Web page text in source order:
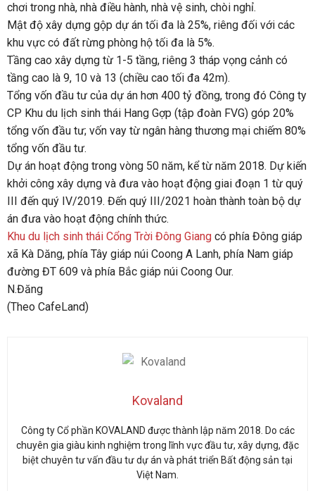
chơi trong nhà, nhà điều hành, nhà vệ sinh, chòi nghỉ.
Mật độ xây dựng gộp dự án tối đa là 25%, riêng đối với các
khu vực có đất rừng phòng hộ tối đa là 5%.
Tầng cao xây dựng từ 1-5 tầng, riêng 3 tháp vọng cảnh có
tầng cao là 9, 10 và 13 (chiều cao tối đa 42m).
Tổng vốn đầu tư của dự án hơn 400 tỷ đồng, trong đó Công ty
CP Khu du lịch sinh thái Hang Gợp (tập đoàn FVG) góp 20%
tổng vốn đầu tư; vốn vay từ ngân hàng thương mại chiếm 80%
tổng vốn đầu tư.
Dự án hoạt động trong vòng 50 năm, kể từ năm 2018. Dự kiến
khởi công xây dựng và đưa vào hoạt động giai đoạn 1 từ quý
III đến quý IV/2019. Đến quý III/2021 hoàn thành toàn bộ dự
án đưa vào hoạt động chính thức.
Khu du lịch sinh thái Cổng Trời Đông Giang có phía Đông giáp
xã Kà Dăng, phía Tây giáp núi Coong A Lanh, phía Nam giáp
đường ĐT 609 và phía Bắc giáp núi Coong Our.
N.Đăng
(Theo CafeLand)
Kovaland
Công ty Cổ phần KOVALAND được thành lập năm 2018. Do các
chuyên gia giàu kinh nghiệm trong lĩnh vực đầu tư, xây dựng, đặc
biệt chuyên tư vấn đầu tư dự án và phát triển Bất động sản tại
Việt Nam.